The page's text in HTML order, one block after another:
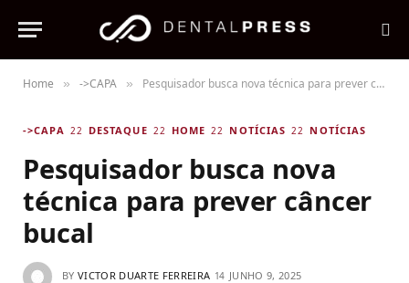
Home » ->CAPA » Pesquisador busca nova técnica para prever câncer bucal
->CAPA DESTAQUE HOME NOTÍCIAS NOTÍCIAS
Pesquisador busca nova
técnica para prever câncer
bucal
BY VICTOR DUARTE FERREIRA
JUNHO 9, 2025